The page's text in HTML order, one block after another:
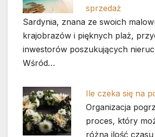
sprzedaż
Sardynia, znana ze swoich
krajobrazów i pięknych plaż,
inwestorów poszukujących
Wśród…
Ile czeka się na
Organizacja
proces, który
różną ilość